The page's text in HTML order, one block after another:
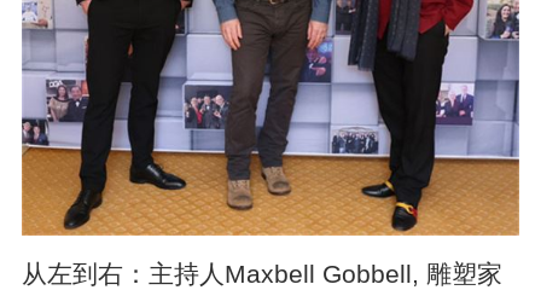
从左到右：主持人Maxbell Gobbell, 雕塑家